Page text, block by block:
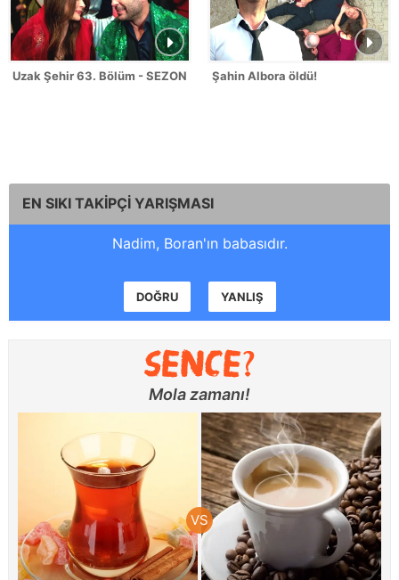
Uzak Şehir 63. Bölüm - SEZON FİNALİŞahin Albora öldü!
EN SIKI TAKİPÇİ YARIŞMASI
Nadim, Boran'ın babasıdır.
DOĞRU YANLIŞ
Mola zamanı!